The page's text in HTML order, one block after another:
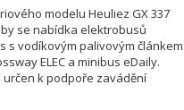
modelu Heuliez GX 337
se nabídka elektrobusů
s vodíkovým palivovým článkem
ELEC a minibus eDaily.
k podpoře zavádění